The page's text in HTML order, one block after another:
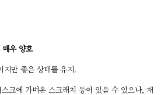
우 양호
지만 좋은 상태를 유지.
크에 가벼운 스크래치 등이 있을 수 있으나, 재